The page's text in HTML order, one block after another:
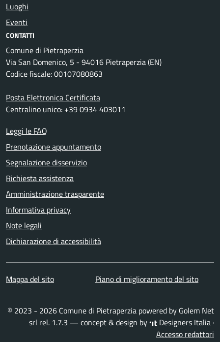
Luoghi
Eventi
CONTATTI
Comune di Pietraperzia
Via San Domenico, 5 - 94016 Pietraperzia (EN)
Codice fiscale: 00107080863
Posta Elettronica Certificata
Centralino unico: +39 0934 403011
Leggi le FAQ
Prenotazione appuntamento
Segnalazione disservizio
Richiesta assistenza
Amministrazione trasparente
Informativa privacy
Note legali
Dichiarazione di accessibilità
Mappa del sito Piano di miglioramento del sito
© 2023 - 2026 Comune di Pietraperzia powered by Golem Net
srl rel. 1.7.3 — concept & design by Designers Italia ·
Accesso redattori